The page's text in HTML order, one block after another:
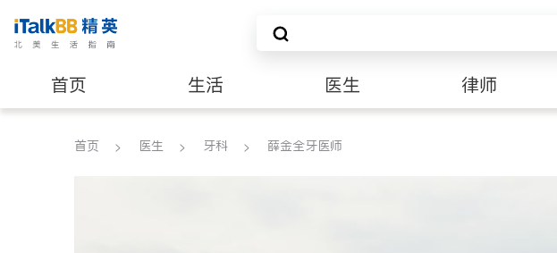
首页 生活 医生 律师
养老 非盈利组织
首页 医生 牙科 薛金全牙医师